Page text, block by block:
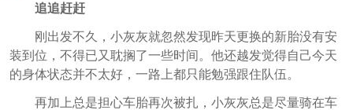
追追赶赶
刚出发不久，小灰灰就忽然发现昨天更换的新胎没有安
装到位，不得已又耽搁了一些时间。他还越发觉得自己今天
的身体状态并不太好，一路上都只能勉强跟住队伍。
再加上总是担心车胎再次被扎，小灰灰总是尽量骑在车